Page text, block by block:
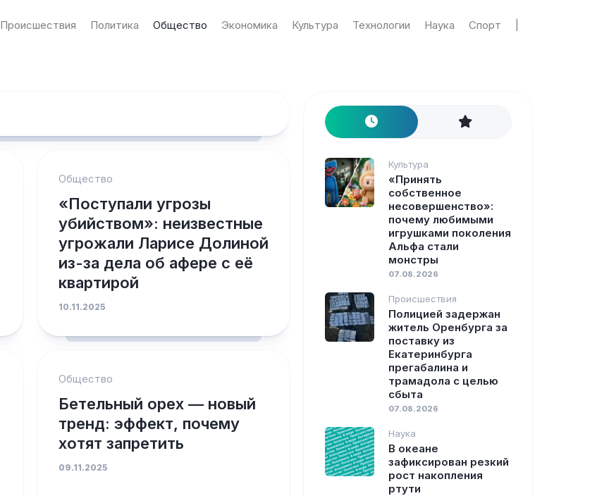
Происшествия Политика Общество Экономика Культура Технологии Наука Спорт
Общество
«Поступали угрозы
убийством»: неизвестные
угрожали Ларисе Долиной
из-за дела об афере с её
квартирой
10.11.2025
Общество
Бетельный орех — новый
тренд: эффект, почему
хотят запретить
09.11.2025
Культура
«Принять
собственное
несовершенство»:
почему любимыми
игрушками поколения
Альфа стали
монстры
07.08.2026
Происшествия
Полицией задержан
житель Оренбурга за
поставку из
Екатеринбурга
прегабалина и
трамадола с целью
сбыта
07.08.2026
Наука
В океане
зафиксирован резкий
рост накопления
ртути